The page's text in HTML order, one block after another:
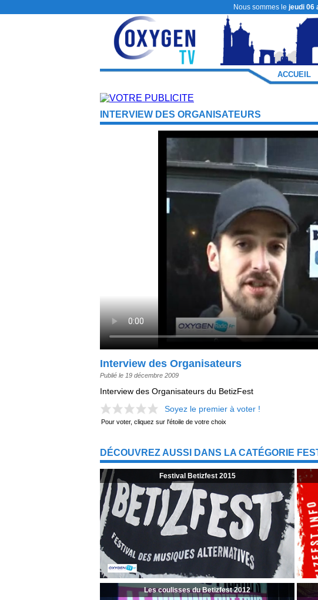
Nous sommes le jeudi 06
ACCUEIL
INTERVIEW DES ORGANISATEURS
Interview des Organisateurs
Publié le 19 décembre 2009
Interview des Organisateurs du BetizFest
Soyez le premier à voter !
Pour voter, cliquez sur l'étoile de votre choix
DÉCOUVREZ AUSSI DANS LA CATÉGORIE
Festival Betizfest 2015
Les coulisses du Betizfest 2012